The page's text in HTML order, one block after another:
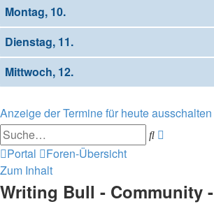
Montag, 10.
Dienstag, 11.
Mittwoch, 12.
Anzeige der Termine für heute ausschalten
Suche
Portal
Foren-Übersicht
Zum Inhalt
Writing Bull - Community -